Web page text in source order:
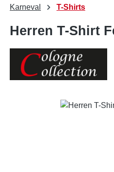
Karneval T-Shirts
Herren T-Shirt
Bildergalerie überspringen